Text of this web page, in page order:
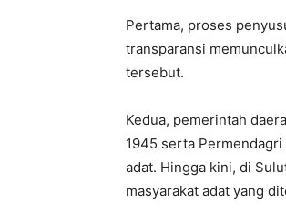
‎Pertama, proses
transparansi
tersebut.
‎Kedua, pemerintah
1945 serta
adat. Hingga kini, di
masyarakat adat yang